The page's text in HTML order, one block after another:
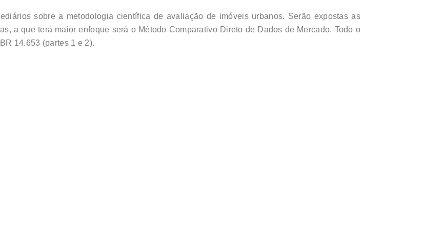
sobre a metodologia científica de avaliação de imóveis urbanos. Serão expostas as
a que terá maior enfoque será o Método Comparativo Direto de Dados de Mercado. Todo o
14.653 (partes 1 e 2).